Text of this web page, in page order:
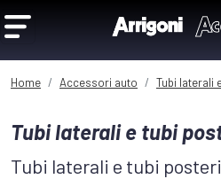
Home Accessori auto Tubi laterali
Tubi laterali e tubi
Tubi laterali e tubi